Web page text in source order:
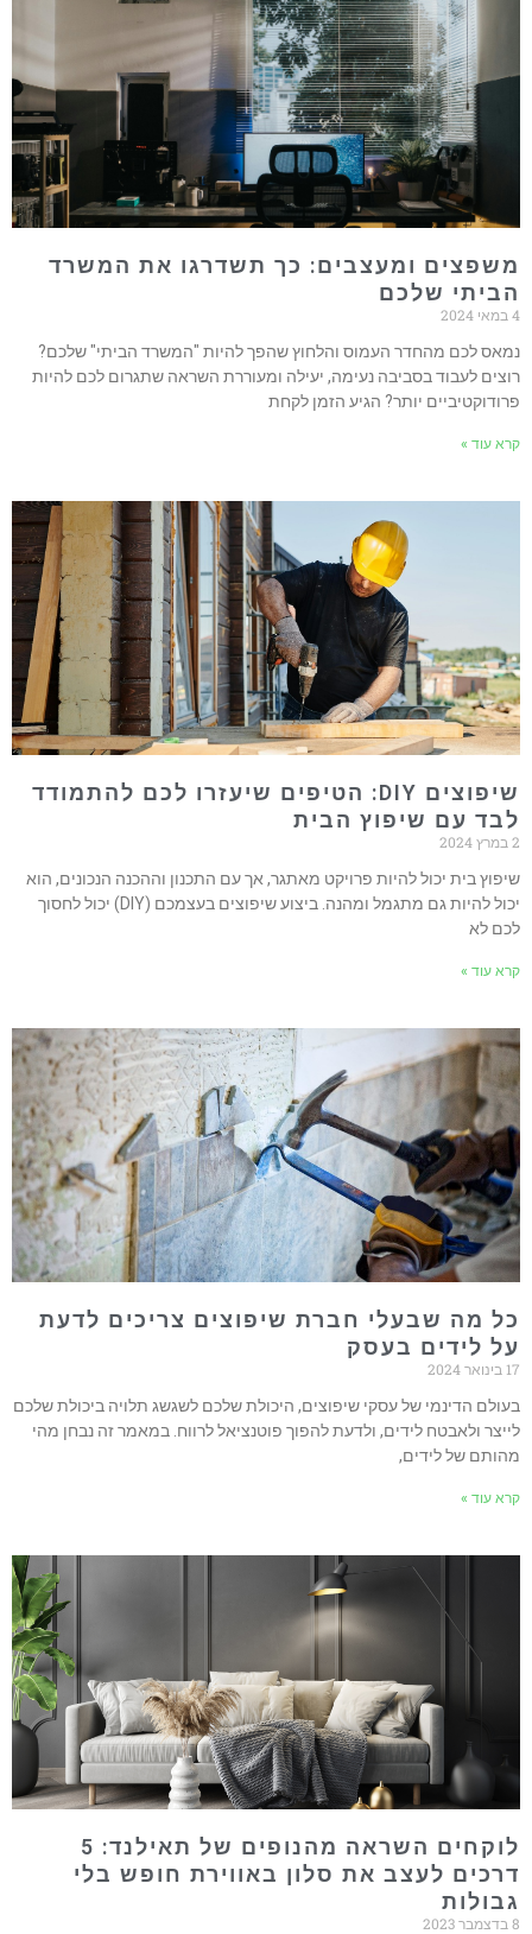
משפצים ומעצבים: כך תשדרגו את המשרד
הביתי שלכם
4 במאי 2024
נמאס לכם מהחדר העמוס והלחוץ שהפך להיות "המשרד הביתי" שלכם?
רוצים לעבוד בסביבה נעימה, יעילה ומעוררת השראה שתגרום לכם להיות
פרודוקטיביים יותר? הגיע הזמן לקחת
קרא עוד »
שיפוצים DIY: הטיפים שיעזרו לכם להתמודד
לבד עם שיפוץ הבית
2 במרץ 2024
שיפוץ בית יכול להיות פרויקט מאתגר, אך עם התכנון וההכנה הנכונים, הוא
יכול להיות גם מתגמל ומהנה. ביצוע שיפוצים בעצמכם (DIY) יכול לחסוך
לכם לא
קרא עוד »
כל מה שבעלי חברת שיפוצים צריכים לדעת
על לידים בעסק
17 בינואר 2024
בעולם הדינמי של עסקי שיפוצים, היכולת שלכם לשגשג תלויה ביכולת שלכם
לייצר ולאבטח לידים, ולדעת להפוך פוטנציאל לרווח. במאמר זה נבחן מהי
מהותם של לידים,
קרא עוד »
לוקחים השראה מהנופים של תאילנד: 5
דרכים לעצב את סלון באווירת חופש בלי
גבולות
8 בדצמבר 2023